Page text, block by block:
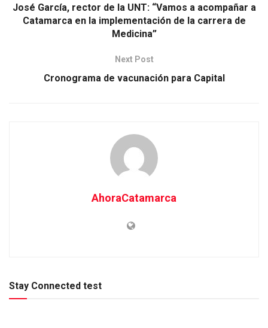
José García, rector de la UNT: “Vamos a acompañar a
Catamarca en la implementación de la carrera de
Medicina”
Next Post
Cronograma de vacunación para Capital
AhoraCatamarca
Stay Connected test